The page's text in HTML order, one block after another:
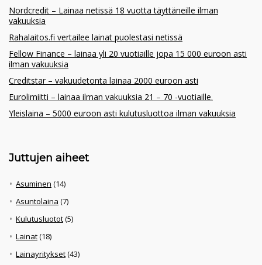
Nordcredit – Lainaa netissä 18 vuotta täyttäneille ilman
vakuuksia
Rahalaitos.fi vertailee lainat puolestasi netissä
Fellow Finance – lainaa yli 20 vuotiaille jopa 15 000 euroon asti
ilman vakuuksia
Creditstar – vakuudetonta lainaa 2000 euroon asti
Eurolimiitti – lainaa ilman vakuuksia 21 – 70 -vuotiaille.
Yleislaina – 5000 euroon asti kulutusluottoa ilman vakuuksia
Juttujen aiheet
Asuminen (14)
Asuntolaina (7)
Kulutusluotot(5)
Lainat(18)
Lainayritykset(43)